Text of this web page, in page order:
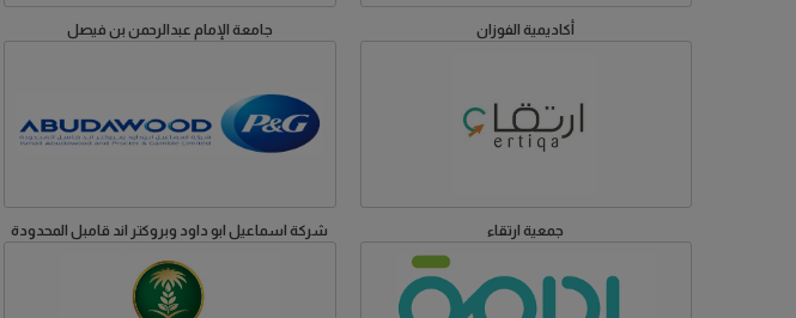
أكاديمية الفوزان جامعة الإمام عبدالرحمن بن فيصل
جمعية ارتقاء شركة اسماعيل ابو داود وبروكتر اند قامبل المحدودة